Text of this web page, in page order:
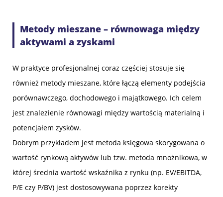
Metody mieszane – równowaga między
aktywami a zyskami
W praktyce profesjonalnej coraz częściej stosuje się
również metody mieszane, które łączą elementy podejścia
porównawczego, dochodowego i majątkowego. Ich celem
jest znalezienie równowagi między wartością materialną i
potencjałem zysków.
Dobrym przykładem jest metoda księgowa skorygowana o
wartość rynkową aktywów lub tzw. metoda mnożnikowa, w
której średnia wartość wskaźnika z rynku (np. EV/EBITDA,
P/E czy P/BV) jest dostosowywana poprzez korekty